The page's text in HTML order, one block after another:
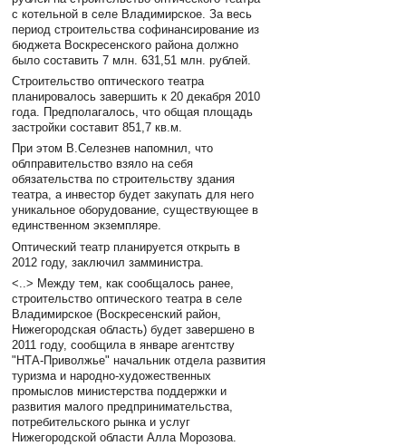
с котельной в селе Владимирское. За весь
период строительства софинансирование из
бюджета Воскресенского района должно
было составить 7 млн. 631,51 млн. рублей.
Строительство оптического театра
планировалось завершить к 20 декабря 2010
года. Предполагалось, что общая площадь
застройки составит 851,7 кв.м.
При этом В.Селезнев напомнил, что
облправительство взяло на себя
обязательства по строительству здания
театра, а инвестор будет закупать для него
уникальное оборудование, существующее в
единственном экземпляре.
Оптический театр планируется открыть в
2012 году, заключил замминистра.
<..> Между тем, как сообщалось ранее,
строительство оптического театра в селе
Владимирское (Воскресенский район,
Нижегородская область) будет завершено в
2011 году, сообщила в январе агентству
"НТА-Приволжье" начальник отдела развития
туризма и народно-художественных
промыслов министерства поддержки и
развития малого предпринимательства,
потребительского рынка и услуг
Нижегородской области Алла Морозова.